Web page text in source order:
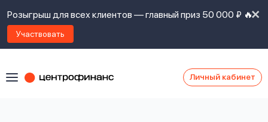
Розыгрыш для всех клиентов — главный приз 50 000 ₽ 🔥
Участвовать
Личный кабинет